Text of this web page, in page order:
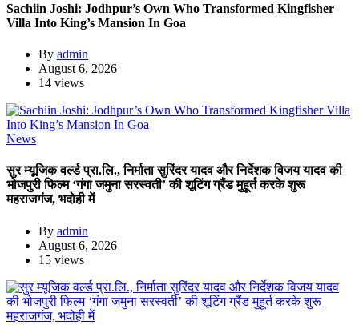
Sachiin Joshi: Jodhpur’s Own Who Transformed Kingfisher
Villa Into King’s Mansion In Goa
By admin
August 6, 2026
14 views
News
सुर म्यूजिक वर्ल्ड प्रा.लि., निर्माता सुरिंदर यादव और निर्देशक विजय यादव की
भोजपुरी फिल्म ‘गंगा जमुना सरस्वती’ की शूटिंग ग्रैंड मुहूर्त करके शुरू
महराजगंज, भदोही में
By admin
August 6, 2026
15 views